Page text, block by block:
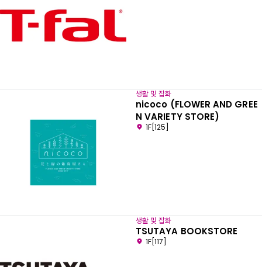
생활 및 잡화
nicoco (FLOWER AND GREE
N VARIETY STORE)
1F[125]
생활 및 잡화
TSUTAYA BOOKSTORE
1F[117]